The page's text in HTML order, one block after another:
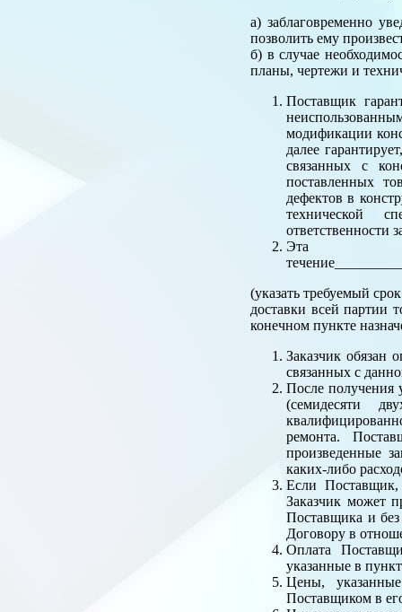
а) заблаговременно
позволить ему
б) в случае
планы, чертежи и
Поставщик
модификации
далее
связанных с
поставленных
дефектов в
технической
ответственности
Эта
(указать требуемый
доставки всей партии
конечном пункте
Заказчик обязан
связанных с
После получения
(семидесяти
ремонта.
произведенные
каких-либо
Если Поставщик,
Заказчик может
Поставщика и
Договору в
Оплата
указанные в
Цены,
Поставщиком в